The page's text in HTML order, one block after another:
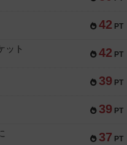
42 PT
42 PT
ット
39 PT
39 PT
37 PT